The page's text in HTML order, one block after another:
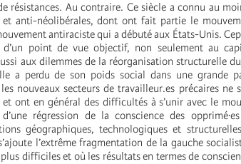
résistances. Au contraire. Ce siècle a connu au
et anti-néolibérales, dont ont fait partie le
antiraciste qui a débuté aux États-Unis.
point de vue objectif, non seulement au
aux dilemmes de la réorganisation structurelle
a perdu de son poids social dans une grande
nouveaux secteurs de travailleur.es précaires ne
ont en général des difficultés à s’unir avec le
régression de la conscience des
géographiques, technologiques et
l’extrême fragmentation de la gauche
difficiles et où les résultats en termes de